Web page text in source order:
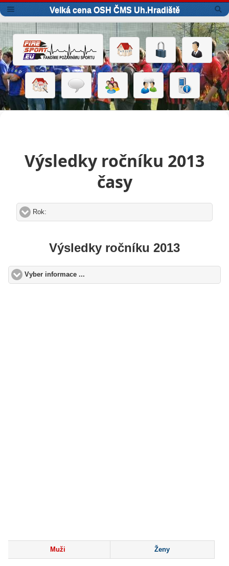
Velká cena OSH ČMS Uh.Hradiště
Výsledky ročníku 2013
časy
Rok:
Výsledky ročníku 2013
Vyber informace ...
Muži Ženy